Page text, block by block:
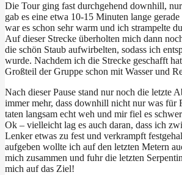
Die Tour ging fast durchgehend downhill,
gab es eine etwa 10-15 Minuten lange
war es schon sehr warm und ich strampelte
Auf dieser Strecke überholten mich dann
die schön Staub aufwirbelten, sodass ich
wurde. Nachdem ich die Strecke geschafft
Großteil der Gruppe schon mit Wasser und
Nach dieser Pause stand nur noch die letzte
immer mehr, dass downhill nicht nur was für
taten langsam echt weh und mir fiel es
Ok – vielleicht lag es auch daran, dass ich
Lenker etwas zu fest und verkrampft
aufgeben wollte ich auf den letzten Metern
mich zusammen und fuhr die letzten
mich auf das Ziel!